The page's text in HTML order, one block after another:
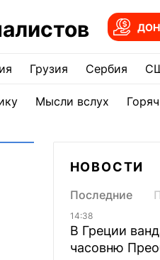
Грузия Сербия
Мысли вслух
НОВОСТИ
Последние
14:38
В Греции
часовню